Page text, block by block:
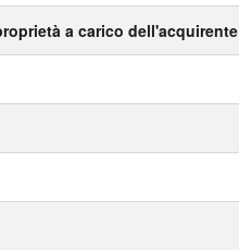
a carico dell'acquirente